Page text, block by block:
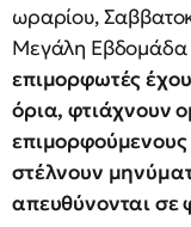
ωραρίου,
Μεγάλη Εβδομάδα
επιμορφωτές
όρια, φτιάχνουν
στέλνουν
απευθύνονται σε